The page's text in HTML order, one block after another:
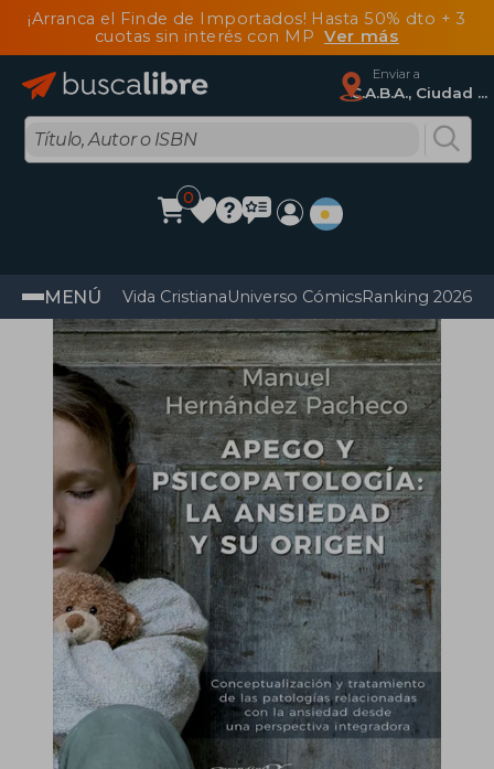
¡Arranca el Finde de Importados! Hasta 50% dto + 3
cuotas sin interés con MP Ver más
Enviar a
C.A.B.A., Ciudad Autónoma De Buenos Aires
0
MENÚ Vida CristianaUniverso CómicsRanking 2026